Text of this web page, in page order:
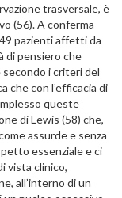
trasversale, è
(56). A conferma
pazienti affetti da
di pensiero che
i criteri del
che con l’efficacia di
queste
di Lewis (58) che,
assurde e senza
essenziale e ci
vista clinico,
all’interno di un